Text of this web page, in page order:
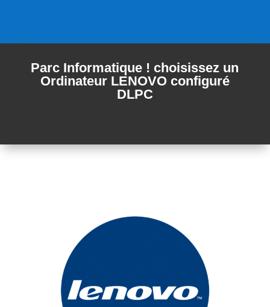
Parc Informatique ! choisissez un
Ordinateur LENOVO configuré
DLPC